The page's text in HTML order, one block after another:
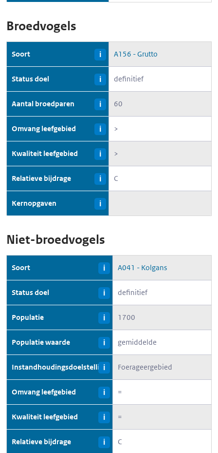
Broedvogels
Soort i A156 - Grutto
Status doel i definitief
Aantal broedparen i 60
Omvang leefgebied i >
Kwaliteit leefgebied i >
Relatieve bijdrage i C
Kernopgaven i
Niet-broedvogels
Soort i A041 - Kolgans
Status doel i definitief
Populatie i 1700
Populatie waarde i gemiddelde
Instandhoudingsdoelstellingi Foerageergebied
Omvang leefgebied i =
Kwaliteit leefgebied i =
Relatieve bijdrage i C